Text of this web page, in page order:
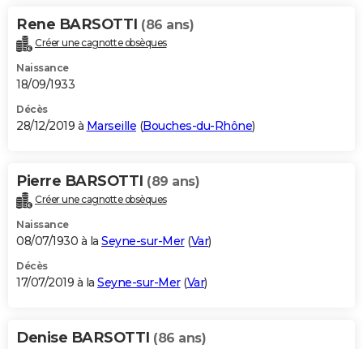
Rene BARSOTTI (86 ans)
Créer une cagnotte obsèques
Naissance
18/09/1933
Décès
28/12/2019 à Marseille (Bouches-du-Rhône)
Pierre BARSOTTI (89 ans)
Créer une cagnotte obsèques
Naissance
08/07/1930 à la Seyne-sur-Mer(Var)
Décès
17/07/2019 à la Seyne-sur-Mer(Var)
Denise BARSOTTI (86 ans)